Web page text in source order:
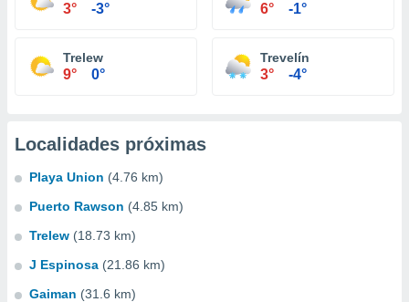
3° -3° 6° -1°
Trelew
9° 0°
Trevelín
3° -4°
Localidades próximas
Playa Union (4.76 km)
Puerto Rawson (4.85 km)
Trelew (18.73 km)
J Espinosa (21.86 km)
Gaiman (31.6 km)